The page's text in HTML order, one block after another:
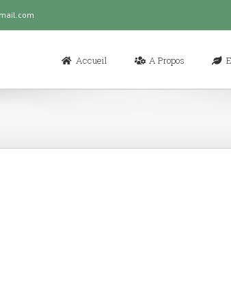
Rechercher
Accueil A Propos